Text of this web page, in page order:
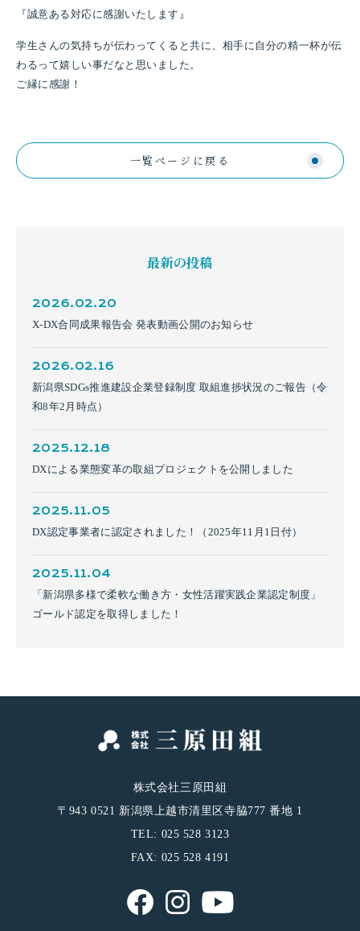
『誠意ある対応に感謝いたします』
学生さんの気持ちが伝わってくると共に、相手に自分の精一杯が伝
わるって嬉しい事だなと思いました。
ご縁に感謝！
一覧ページに戻る
最新の投稿
X-DX合同成果報告会 発表動画公開のお知らせ
2026.02.20
新潟県SDGs推進建設企業登録制度 取組進捗状況のご報告（令
和8年2月時点）
2026.02.16
DXによる業態変革の取組プロジェクトを公開しました
2025.12.18
DX認定事業者に認定されました！（2025年11月1日付）
2025.11.05
「新潟県多様で柔軟な働き方・女性活躍実践企業認定制度」
ゴールド認定を取得しました！
2025.11.04
株式会社三原田組
〒943 0521 新潟県上越市清里区寺脇777 番地 1
TEL: 025 528 3123
FAX: 025 528 4191